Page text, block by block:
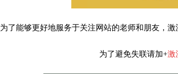
为了能够更好地服务于关注网站的老师和朋友，激
为了避免失联请加+激